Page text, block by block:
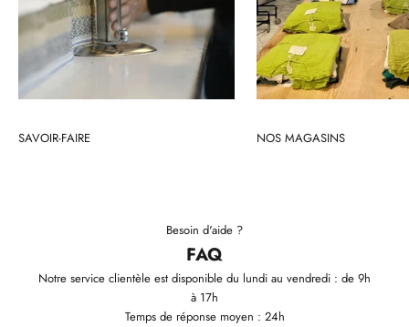
SAVOIR-FAIRE NOS MAGASINS
Besoin d'aide ?
FAQ
Notre service clientèle est disponible du lundi au vendredi : de 9h
à 17h
Temps de réponse moyen : 24h